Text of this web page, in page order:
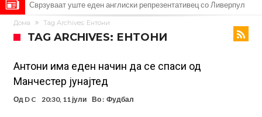
УЕФА повторно се заканува со бојкот на турнирите на ФИФА
Мурињо бесен поради одлуката на Реал: Протекоа детали од
разговорот што го потресе Мадрид!
Трансфер бомба во најва – Ливерпул сака да се засили од Реал
Мадрид!
Карагер ги изненади сите со својата прогноза: “Тие ќе ја освојат
Премиер лигата, а причината е едноставна”
Родри ги отвори вратите за трансфер во Барселона, Реал Мадрид
Дома Tag Archives: Ентони
TAG ARCHIVES: ЕНТОНИ
Антони има еден начин да се спаси од
Манчестер јунајтед
Од D C 20:30, 11 јули Во : Фудбал